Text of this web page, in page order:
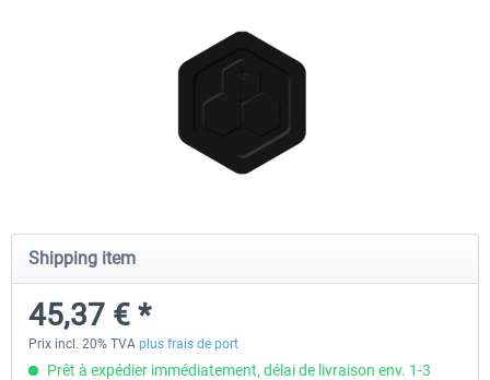
Honeycomb - Flight Sim USB Hub
50,41 € *
CockpitCrafters - Under-
Shipping item
45,37 € *
Prix incl. 20% TVA plus frais de port
Prêt à expédier immédiatement, délai de livraison env. 1-3